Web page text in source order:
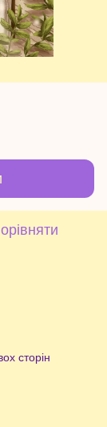
сторін